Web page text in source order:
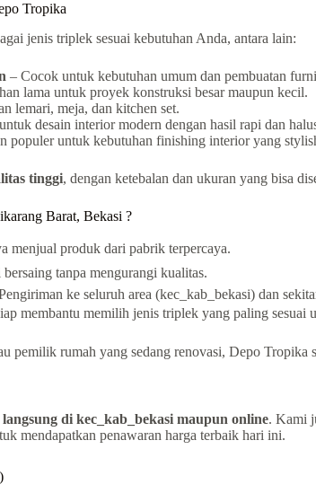
Tropika
jenis triplek sesuai kebutuhan Anda, antara lain:
– Cocok untuk kebutuhan umum dan pembuatan
lama untuk proyek konstruksi besar maupun kecil.
lemari, meja, dan kitchen set.
desain interior modern dengan hasil rapi dan
populer untuk kebutuhan finishing interior yang
tinggi, dengan ketebalan dan ukuran yang bisa
Barat, Bekasi ?
menjual produk dari pabrik terpercaya.
tanpa mengurangi kualitas.
ke seluruh area (kec_kab_bekasi) dan
membantu memilih jenis triplek yang paling sesuai
pemilik rumah yang sedang renovasi, Depo Tropika
langsung di kec_kab_bekasi maupun online. Kami
mendapatkan penawaran harga terbaik hari ini.